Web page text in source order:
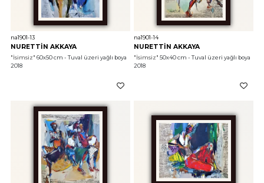
na1901-13
NURETTİN AKKAYA
"İsimsiz" 60x50 cm - Tuval üzeri yağlı boya
2018
na1901-14
NURETTİN AKKAYA
"İsimsiz" 50x40 cm - Tuval üzeri yağlı boya
2018